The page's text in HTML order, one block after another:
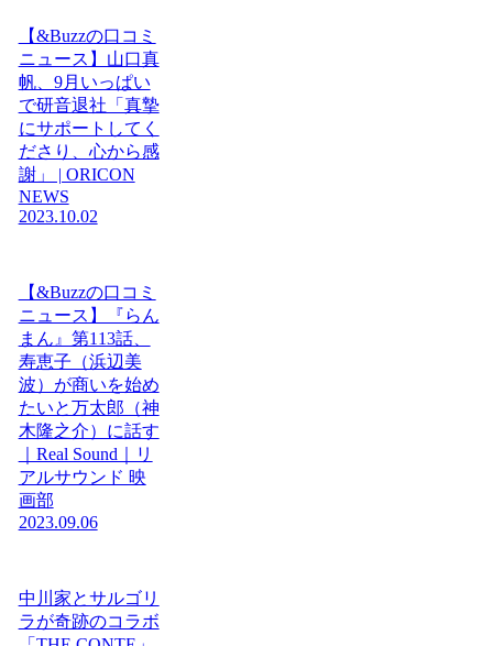
【&Buzzの口コミ
ニュース】山口真
帆、9月いっぱい
で研音退社「真摯
にサポートしてく
ださり、心から感
謝」 | ORICON
NEWS
2023.10.02
【&Buzzの口コミ
ニュース】『らん
まん』第113話、
寿恵子（浜辺美
波）が商いを始め
たいと万太郎（神
木隆之介）に話す
｜Real Sound｜リ
アルサウンド 映
画部
2023.09.06
中川家とサルゴリ
ラが奇跡のコラボ